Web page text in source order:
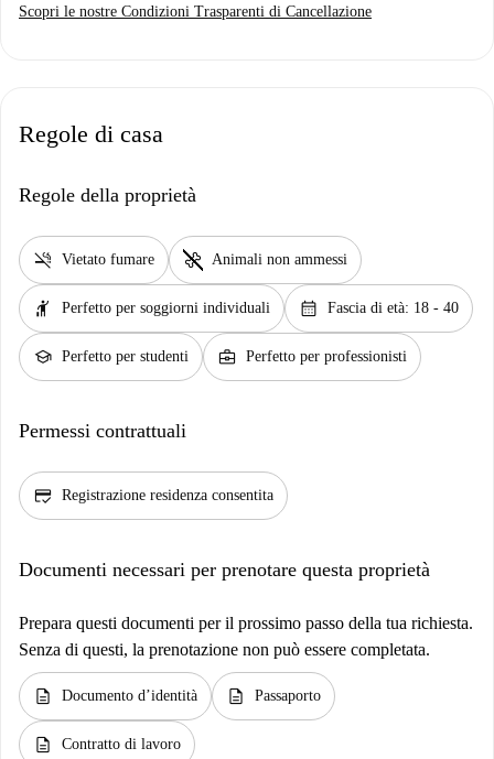
Scopri le nostre Condizioni Trasparenti di Cancellazione
Regole di casa
Regole della proprietà
smoke_free Vietato fumare pet_supplies Animali non ammessi
hail Perfetto per soggiorni individuali calendar_month Fascia di età: 18 - 40
school Perfetto per studenti business_center Perfetto per professionisti
Permessi contrattuali
credit_score Registrazione residenza consentita
Documenti necessari per prenotare questa proprietà
Prepara questi documenti per il prossimo passo della tua richiesta.
Senza di questi, la prenotazione non può essere completata.
description Documento d’identità description Passaporto
description Contratto di lavoro